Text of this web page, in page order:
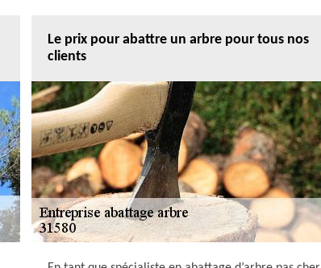
Le prix pour abattre un arbre pour tous nos
clients